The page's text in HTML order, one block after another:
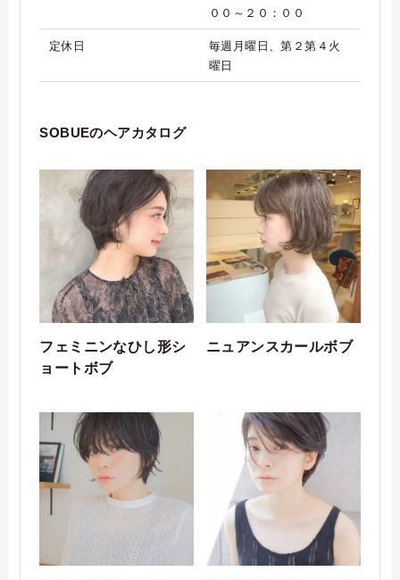
００～２０：００
定休日
毎週月曜日、第２第４火
曜日
SOBUEのヘアカタログ
フェミニンなひし形シ
ョートボブ
ニュアンスカールボブ